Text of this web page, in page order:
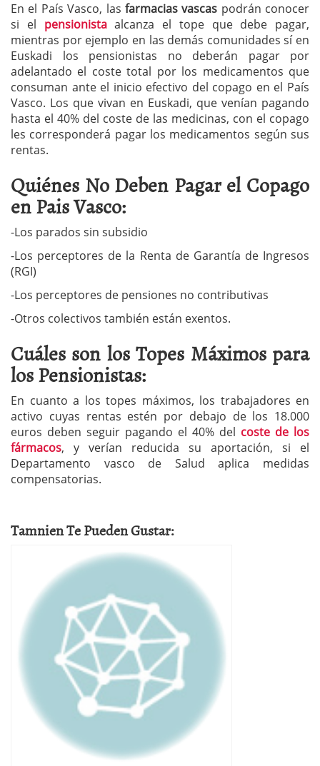
En el País Vasco, las farmacias vascas podrán conocer
si el pensionistaalcanza el tope que debe pagar,
mientras por ejemplo en las demás comunidades sí en
Euskadi los pensionistas no deberán pagar por
adelantado el coste total por los medicamentos que
consuman ante el inicio efectivo del copago en el País
Vasco. Los que vivan en Euskadi, que venían pagando
hasta el 40% del coste de las medicinas, con el copago
les corresponderá pagar los medicamentos según sus
rentas.
Quiénes No Deben Pagar el Copago
en Pais Vasco:
-Los parados sin subsidio
-Los perceptores de la Renta de Garantía de Ingresos
(RGI)
-Los perceptores de pensiones no contributivas
-Otros colectivos también están exentos.
Cuáles son los Topes Máximos para
los Pensionistas:
En cuanto a los topes máximos, los trabajadores en
activo cuyas rentas estén por debajo de los 18.000
euros deben seguir pagando el 40% del coste de los
fármacos, y verían reducida su aportación, si el
Departamento vasco de Salud aplica medidas
compensatorias.
Tamnien Te Pueden Gustar: